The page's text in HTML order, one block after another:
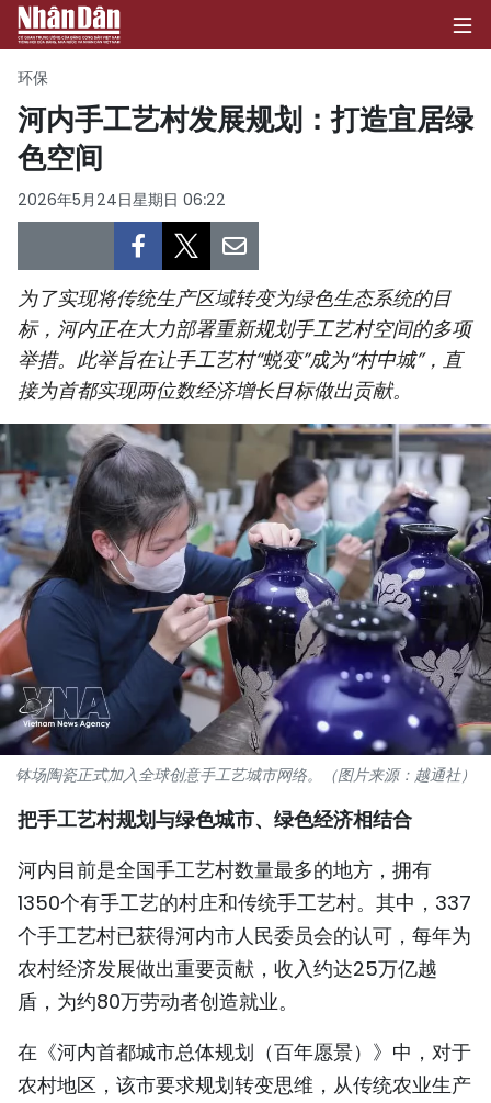
政治
经济
社会
环保
体育
国际
旅游
友谊桥梁
史海
多功能媒体
图表新闻
图库
视频
人民报社简介
TIẾNG VIỆT
ENGLISH
环保
河内手工艺村发展规划：打造宜居绿
色空间
2026年5月24日星期日 06:22
为了实现将传统生产区域转变为绿色生态系统的目
标，河内正在大力部署重新规划手工艺村空间的多项
举措。此举旨在让手工艺村“蜕变”成为“村中城”，直
接为首都实现两位数经济增长目标做出贡献。
钵场陶瓷正式加入全球创意手工艺城市网络。（图片来源：越通社）
把手工艺村规划与绿色城市、绿色经济相结合
河内目前是全国手工艺村数量最多的地方，拥有
1350个有手工艺的村庄和传统手工艺村。其中，337
个手工艺村已获得河内市人民委员会的认可，每年为
农村经济发展做出重要贡献，收入约达25万亿越
盾，为约80万劳动者创造就业。
在《河内首都城市总体规划（百年愿景）》中，对于
农村地区，该市要求规划转变思维，从传统农业生产